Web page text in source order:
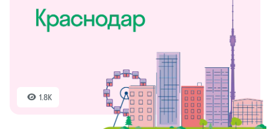
1.8K
Skysmart Chat